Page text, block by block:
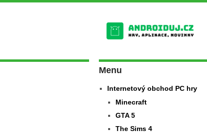
Menu
Internetový obchod PC hry
Minecraft
GTA 5
The Sims 4